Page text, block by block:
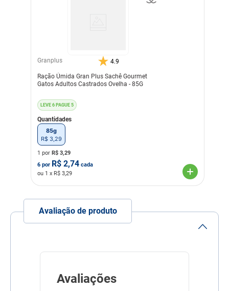
Proteína Bruta (mín.) 7,00
% 6.000 mg/kg
Cálcio (mín.) 0,01 % 100
Indicação Veterinária Gatos filhotes
Linha Nattu
Composição
Água, carne de frango,
abóbora, brócolis, grão de
goma guar, taurina,
Granplus 4.9
Ração Úmida Gran Plus Sachê Gourmet
Gatos Adultos Castrados Ovelha - 85G
LEVE 6 PAGUE 5
Quantidades
85g
R$ 3 29
1 por R$ 3,29
6 por R$ 2,74 cada
ou 1 x R$ 3,29
Avaliação de produto
Avaliações